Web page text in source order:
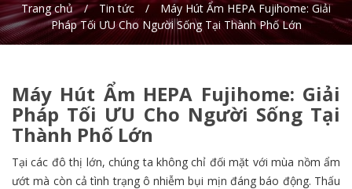
Trang chủ Tin tức
Máy Hút Ẩm HEPA Fujihome: Giải
Pháp Tối ƯU Cho Người Sống Tại Thành Phố Lớn
Máy Hút Ẩm HEPA Fujihome: Giải
Pháp Tối ƯU Cho Người Sống Tại
Thành Phố Lớn
Tại các đô thị lớn, chúng ta không chỉ đối mặt với mùa nồm ẩm
ướt mà còn cả tình trạng ô nhiễm bụi mịn đáng báo động. Thấu